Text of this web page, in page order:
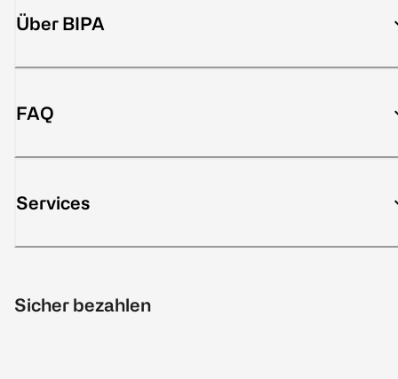
Über BIPA
FAQ
Services
Sicher bezahlen